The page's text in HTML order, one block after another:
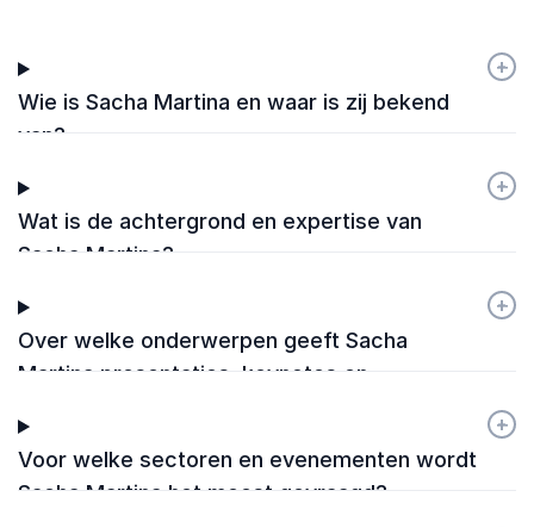
Wie is Sacha Martina en waar is zij bekend
van?
+
-
Wat is de achtergrond en expertise van
Sacha Martina?
+
-
Over welke onderwerpen geeft Sacha
Martina presentaties, keynotes en
+
-
Voor welke sectoren en evenementen wordt
Sacha Martina het meest gevraagd?
+
-